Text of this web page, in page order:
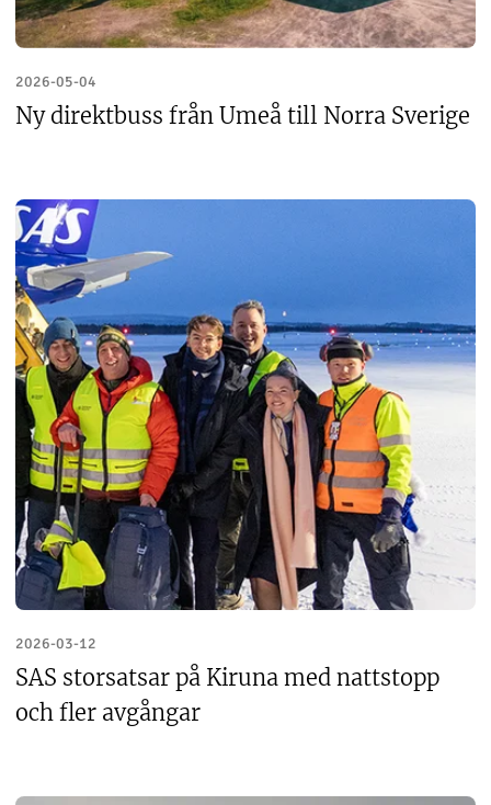
2026-05-04
Ny direktbuss från Umeå till Norra Sverige
2026-03-12
SAS storsatsar på Kiruna med nattstopp
och fler avgångar